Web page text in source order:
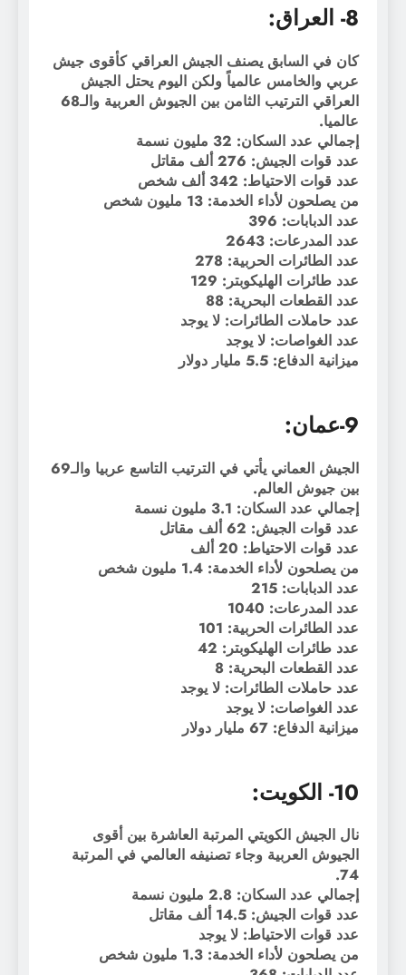
8- العراق:
كان في السابق يصنف الجيش العراقي كأقوى جيش
عربي والخامس عالمياً ولكن اليوم يحتل الجيش
العراقي الترتيب الثامن بين الجيوش العربية والـ68
عالميا.
إجمالي عدد السكان: 32 مليون نسمة
عدد قوات الجيش: 276 ألف مقاتل
عدد قوات الاحتياط: 342 ألف شخص
من يصلحون لأداء الخدمة: 13 مليون شخص
عدد الدبابات: 396
عدد المدرعات: 2643
عدد الطائرات الحربية: 278
عدد طائرات الهليكوبتر: 129
عدد القطعات البحرية: 88
عدد حاملات الطائرات: لا يوجد
عدد الغواصات: لا يوجد
ميزانية الدفاع: 5.5 مليار دولار
9-عمان:
الجيش العماني يأتي في الترتيب التاسع عربيا والـ69
بين جيوش العالم.
إجمالي عدد السكان: 3.1 مليون نسمة
عدد قوات الجيش: 62 ألف مقاتل
عدد قوات الاحتياط: 20 ألف
من يصلحون لأداء الخدمة: 1.4 مليون شخص
عدد الدبابات: 215
عدد المدرعات: 1040
عدد الطائرات الحربية: 101
عدد طائرات الهليكوبتر: 42
عدد القطعات البحرية: 8
عدد حاملات الطائرات: لا يوجد
عدد الغواصات: لا يوجد
ميزانية الدفاع: 67 مليار دولار
10- الكويت:
نال الجيش الكويتي المرتبة العاشرة بين أقوى
الجيوش العربية وجاء تصنيفه العالمي في المرتبة
74.
إجمالي عدد السكان: 2.8 مليون نسمة
عدد قوات الجيش: 14.5 ألف مقاتل
عدد قوات الاحتياط: لا يوجد
من يصلحون لأداء الخدمة: 1.3 مليون شخص